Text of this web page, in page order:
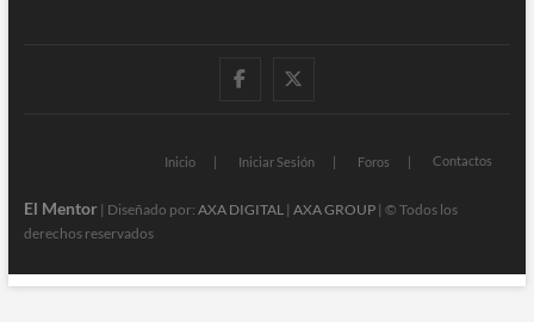
facebook
Inicio Iniciar Sesión Foros Contactos
El Mentor| Diseñado por: AXA DIGITAL | AXA GROUP| © Todos los
derechos reservados